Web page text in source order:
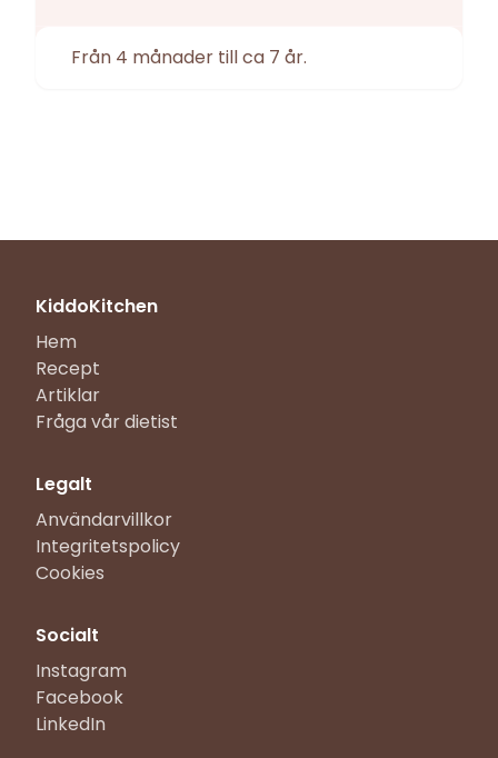
Från 4 månader till ca 7 år.
KiddoKitchen
Hem
Recept
Artiklar
Fråga vår dietist
Legalt
Användarvillkor
Integritetspolicy
Cookies
Socialt
Instagram
Facebook
LinkedIn